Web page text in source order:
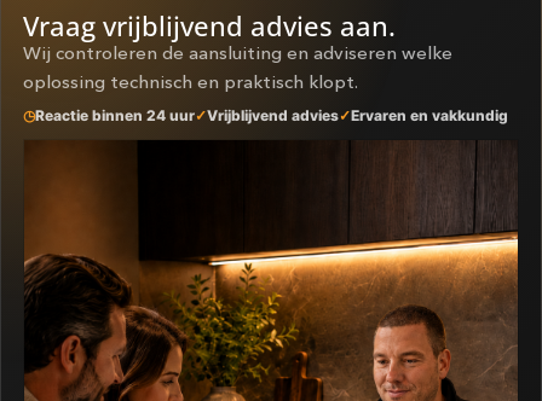
Vraag vrijblijvend advies aan.
Wij controleren de aansluiting en adviseren welke
oplossing technisch en praktisch klopt.
Reactie binnen 24 uur Vrijblijvend advies Ervaren en vakkundig